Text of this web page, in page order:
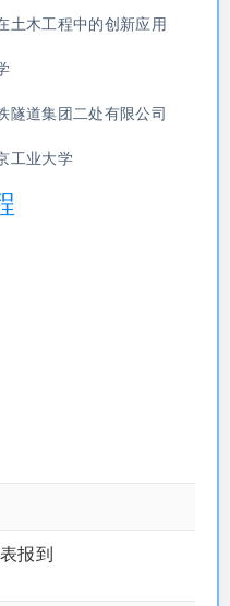
土木工程中的创新应用
隧道集团二处有限公司
工业大学
报到